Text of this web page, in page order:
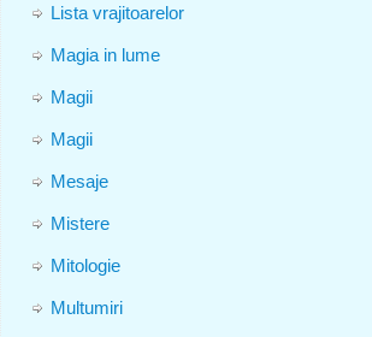
Lista vrajitoarelor
Magia in lume
Magii
Magii
Mesaje
Mistere
Mitologie
Multumiri